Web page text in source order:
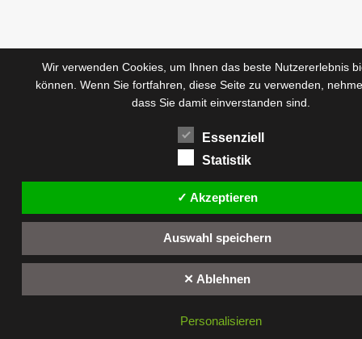
Wir verwenden Cookies, um Ihnen das beste Nutzererlebnis
können. Wenn Sie fortfahren, diese Seite zu verwenden,
dass Sie damit einverstanden sind.
Essenziell
Statistik
✓ Akzeptieren
Auswahl speichern
✕ Ablehnen
Personalisieren